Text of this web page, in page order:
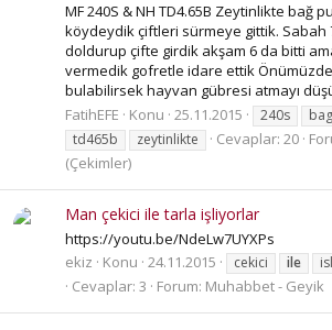
MF 240S & NH TD4.65B Zeytinlikte bağ
köydeydik çiftleri sürmeye gittik. Sabah
doldurup çifte girdik akşam 6 da bitti
vermedik gofretle idare ettik
bulabilirsek hayvan gübresi atmayı
FatihEFE
Konu 25.11.2015 240s bag
td465b
zeytinlikte Cevaplar: 20
(Çekimler)
Man çekici ile tarla işliyorlar
https://youtu.be/NdeLw7UYXPs
ekiz
Konu 24.11.2015 cekici ile
Cevaplar: 3 Forum: Muhabbet - Geyik